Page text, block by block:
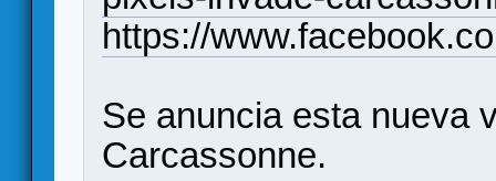
https://
Se anuncia esta nueva
Carcassonne.